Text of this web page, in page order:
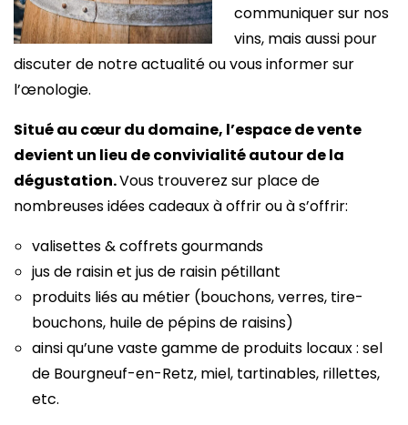
communiquer sur nos
vins, mais aussi pour
discuter de notre actualité ou vous informer sur
l’œnologie.
Situé au cœur du domaine, l’espace de vente
devient un lieu de convivialité autour de la
dégustation.Vous trouverez sur place de
nombreuses idées cadeaux à offrir ou à s’offrir:
valisettes & coffrets gourmands
jus de raisin et jus de raisin pétillant
produits liés au métier (bouchons, verres, tire-
bouchons, huile de pépins de raisins)
ainsi qu’une vaste gamme de produits locaux : sel
de Bourgneuf-en-Retz, miel, tartinables, rillettes,
etc.